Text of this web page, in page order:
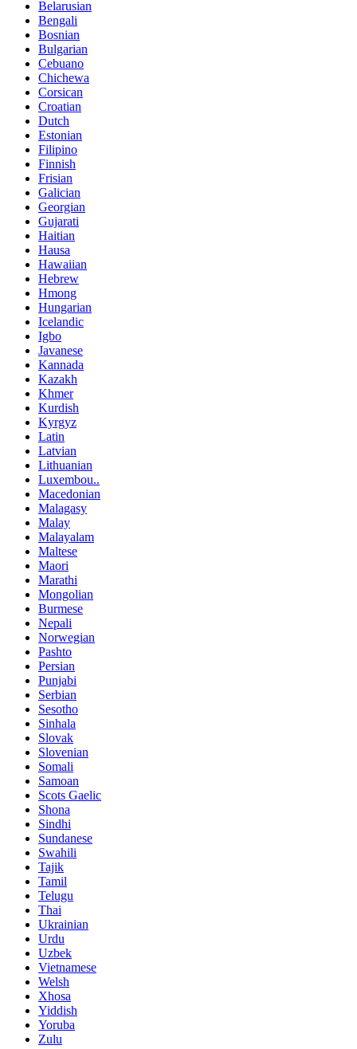
Belarusian
Bengali
Bosnian
Bulgarian
Cebuano
Chichewa
Corsican
Croatian
Dutch
Estonian
Filipino
Finnish
Frisian
Galician
Georgian
Gujarati
Haitian
Hausa
Hawaiian
Hebrew
Hmong
Hungarian
Icelandic
Igbo
Javanese
Kannada
Kazakh
Khmer
Kurdish
Kyrgyz
Latin
Latvian
Lithuanian
Luxembou..
Macedonian
Malagasy
Malay
Malayalam
Maltese
Maori
Marathi
Mongolian
Burmese
Nepali
Norwegian
Pashto
Persian
Punjabi
Serbian
Sesotho
Sinhala
Slovak
Slovenian
Somali
Samoan
Scots Gaelic
Shona
Sindhi
Sundanese
Swahili
Tajik
Tamil
Telugu
Thai
Ukrainian
Urdu
Uzbek
Vietnamese
Welsh
Xhosa
Yiddish
Yoruba
Zulu